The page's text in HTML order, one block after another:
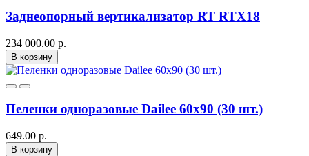
Заднеопорный вертикализатор RT RTX18
234 000.00 р.
В корзину
Пеленки одноразовые Dailee 60x90 (30 шт.)
649.00 р.
В корзину